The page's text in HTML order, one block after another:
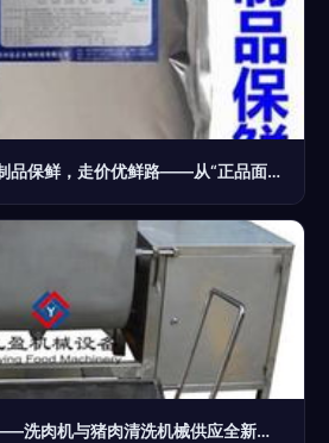
麦尔网购导航 赋能面制品保鲜，走价优鲜路——从“正品面条防酸保鲜”说食品添加剂的世界
高效清洗，锁鲜无双——洗肉机与猪肉清洗机械供应全新升级